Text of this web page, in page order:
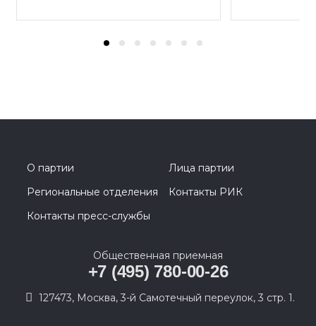
О партии
Лица партии
Региональные отделения
Контакты РИК
Контакты пресс-службы
Общественная приемная
+7 (495) 780-00-26
127473, Москва, 3-й Самотечный переулок, 3 стр. 1.